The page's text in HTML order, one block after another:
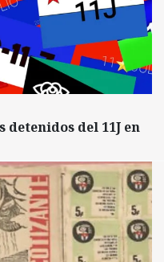
del 11J en